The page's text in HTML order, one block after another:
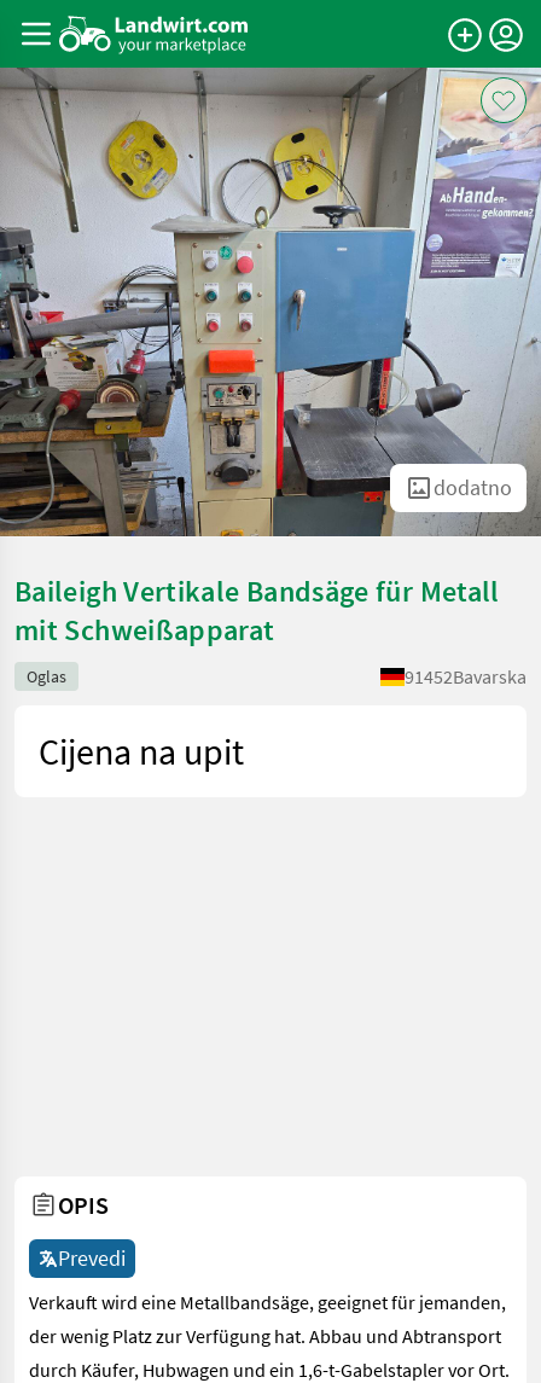
dodatno
Baileigh Vertikale Bandsäge für Metall
mit Schweißapparat
Oglas 91452Bavarska
Cijena na upit
OPIS
Prevedi
Verkauft wird eine Metallbandsäge, geeignet für jemanden,
der wenig Platz zur Verfügung hat. Abbau und Abtransport
durch Käufer, Hubwagen und ein 1,6-t-Gabelstapler vor Ort.